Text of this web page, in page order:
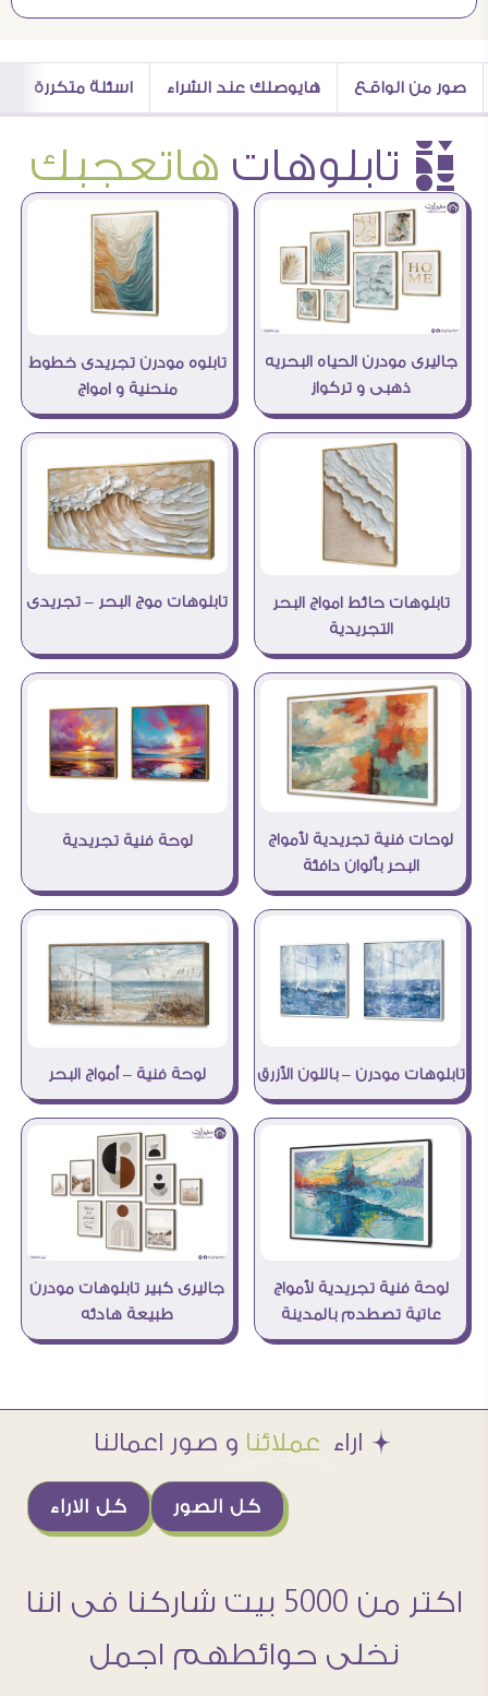
صور من الواقع هايوصلك عند الشراء اسئلة متكررة
è تابلوهات هاتعجبك
جاليرى مودرن الحياه البحريه
ذهبى و تركواز
تابلوه مودرن تجريدى خطوط
منحنية و امواج
تابلوهات حائط امواج البحر
التجريدية
تابلوهات موج البحر – تجريدى
لوحات فنية تجريدية لأمواج
البحر بألوان دافئة
لوحة فنية تجريدية
تابلوهات مودرن – باللون الأزرق لوحة فنية – أمواج البحر
لوحة فنية تجريدية لأمواج
عاتية تصطدم بالمدينة
جاليرى كبير تابلوهات مودرن
طبيعة هادئه
Æ اراء عملائنا و صور اعمالنا
كل الاراء كل الصور
اكتر من 5000 بيت شاركنا فى اننا
نخلى حوائطهم اجمل